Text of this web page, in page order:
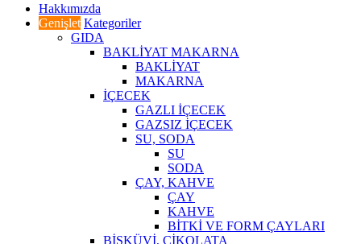
Hakkımızda
Genişlet Kategoriler
GIDA
BAKLİYAT MAKARNA
BAKLİYAT
MAKARNA
İÇECEK
GAZLI İÇECEK
GAZSIZ İÇECEK
SU, SODA
SU
SODA
ÇAY, KAHVE
ÇAY
KAHVE
BİTKİ VE FORM ÇAYLARI
BİSKÜVİ, ÇİKOLATA